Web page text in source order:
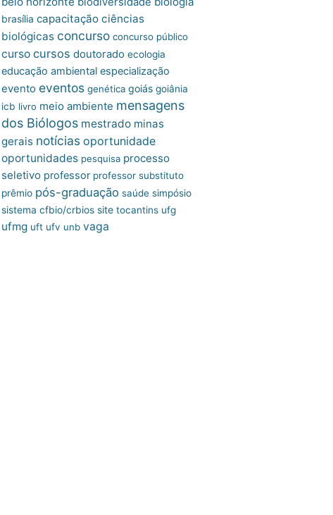
brasília capacitação ciências
biológicas concurso concurso público
curso cursos doutorado ecologia
educação ambiental especialização
evento eventos genética goiás goiânia
icb livro meio ambiente mensagens
dos Biólogos mestrado minas
gerais notícias oportunidade
oportunidades pesquisa processo
seletivo professor professor substituto
prêmio pós-graduação saúde simpósio
sistema cfbio/crbios site tocantins ufg
ufmg uft ufv unb vaga